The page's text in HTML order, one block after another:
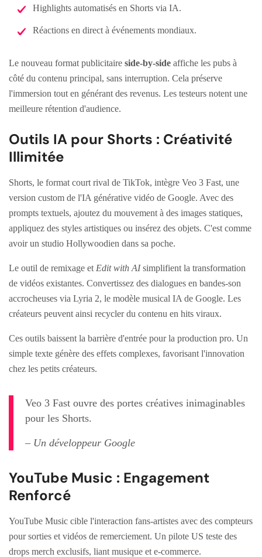
Highlights automatisés en Shorts via IA.
Réactions en direct à événements mondiaux.
Le nouveau format publicitaire side-by-side affiche les pubs à
côté du contenu principal, sans interruption. Cela préserve
l'immersion tout en générant des revenus. Les testeurs notent une
meilleure rétention d'audience.
Outils IA pour Shorts : Créativité
Illimitée
Shorts, le format court rival de TikTok, intègre Veo 3 Fast, une
version custom de l'IA générative vidéo de Google. Avec des
prompts textuels, ajoutez du mouvement à des images statiques,
appliquez des styles artistiques ou insérez des objets. C'est comme
avoir un studio Hollywoodien dans sa poche.
Le outil de remixage et Edit with AIsimplifient la transformation
de vidéos existantes. Convertissez des dialogues en bandes-son
accrocheuses via Lyria 2, le modèle musical IA de Google. Les
créateurs peuvent ainsi recycler du contenu en hits viraux.
Ces outils baissent la barrière d'entrée pour la production pro. Un
simple texte génère des effets complexes, favorisant l'innovation
chez les petits créateurs.
Veo 3 Fast ouvre des portes créatives inimaginables
pour les Shorts.
– Un développeur Google
YouTube Music : Engagement
Renforcé
YouTube Music cible l'interaction fans-artistes avec des compteurs
pour sorties et vidéos de remerciement. Un pilote US teste des
drops merch exclusifs, liant musique et e-commerce.